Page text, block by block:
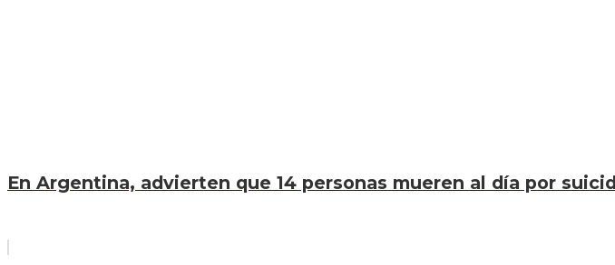
En Argentina, advierten que 14 personas mueren al día por